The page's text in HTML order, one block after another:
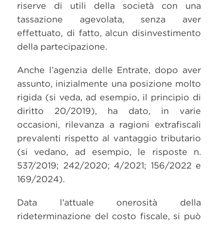
riserve di utili della società con una
tassazione agevolata, senza aver
effettuato, di fatto, alcun disinvestimento
della partecipazione.
Anche l’agenzia delle Entrate, dopo aver
assunto, inizialmente una posizione molto
rigida (si veda, ad esempio, il principio di
diritto 20/2019), ha dato, in varie
occasioni, rilevanza a ragioni extrafiscali
prevalenti rispetto al vantaggio tributario
(si vedano, ad esempio, le risposte n.
537/2019; 242/2020; 4/2021; 156/2022 e
169/2024).
Data l’attuale onerosità della
rideterminazione del costo fiscale, si può